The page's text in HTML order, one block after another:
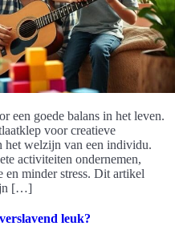
een goede balans in het leven.
voor creatieve
het welzijn van een individu.
activiteiten ondernemen,
en minder stress. Dit artikel
[…]
leuk?